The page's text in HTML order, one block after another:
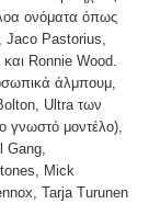
ονόματα όπως
Pastorius,
Ronnie Wood.
άλμπουμ,
Ultra των
γνωστό μοντέλο),
Gang,
Mick
Tarja Turunen